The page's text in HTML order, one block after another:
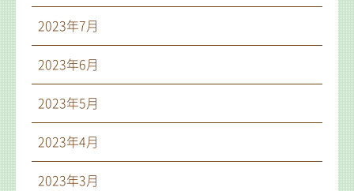
2023年7月
2023年6月
2023年5月
2023年4月
2023年3月